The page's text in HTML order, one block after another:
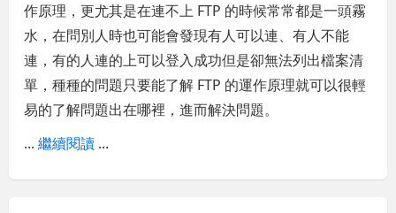
作原理，更尤其是在連不上 FTP 的時候常常都是一頭霧
水，在問別人時也可能會發現有人可以連、有人不能
連，有的人連的上可以登入成功但是卻無法列出檔案清
單，種種的問題只要能了解 FTP 的運作原理就可以很輕
易的了解問題出在哪裡，進而解決問題。
...繼續閱讀 ...